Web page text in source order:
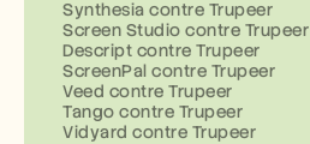
Synthesia contre Trupeer
Screen Studio contre Trupeer
Descript contre Trupeer
ScreenPal contre Trupeer
Veed contre Trupeer
Tango contre Trupeer
Vidyard contre Trupeer